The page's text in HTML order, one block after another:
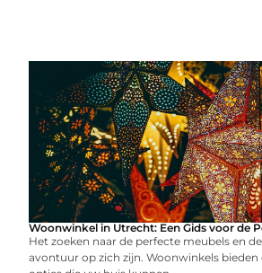
Woonwinkel in Utrecht: Een Gids voor de
Het zoeken naar de perfecte meubels en
avontuur op zich zijn. Woonwinkels bieden